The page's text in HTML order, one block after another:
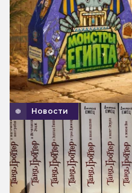
Новости